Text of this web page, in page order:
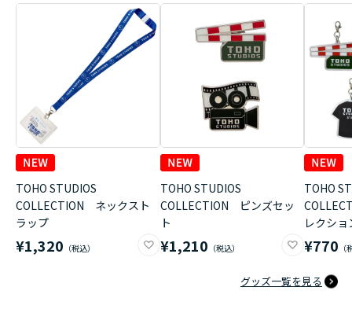
TOHO STUDIOS
COLLECTION ネックスト
ラップ
¥1,320
TOHO STUDIOS
COLLECTION ピンズセッ
ト
¥1,210
TOHO
レクシ
¥770
グッズ一覧を見る